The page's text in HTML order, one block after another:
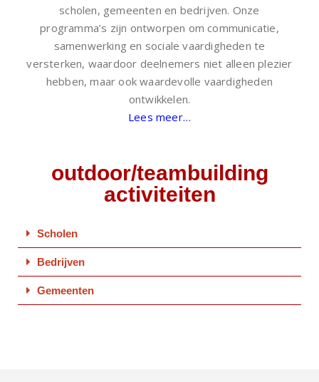
scholen, gemeenten en bedrijven. Onze
programma’s zijn ontworpen om communicatie,
samenwerking en sociale vaardigheden te
versterken, waardoor deelnemers niet alleen plezier
hebben, maar ook waardevolle vaardigheden
ontwikkelen.
Lees meer…
outdoor/teambuilding
activiteiten
Scholen
Bedrijven
Gemeenten